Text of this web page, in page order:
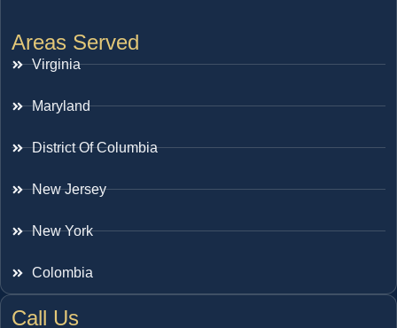
Areas Served
Virginia
Maryland
District Of Columbia
New Jersey
New York
Colombia
Call Us